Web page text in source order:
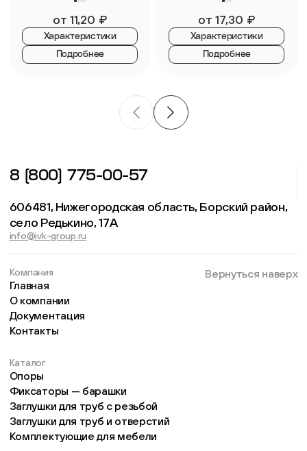
от 11,20 ₽
Характеристики
Подробнее
от 17,30 ₽
Характеристики
Подробнее
8 (800) 775-00-57
606481, Нижегородская область, Борский район,
село Редькино, 17А
info@ivk-group.ru
Компания
Главная
О компании
Документация
Контакты
Каталог
Опоры
Фиксаторы — барашки
Заглушки для труб с резьбой
Заглушки для труб и отверстий
Комплектующие для мебели
Вернуться наверх